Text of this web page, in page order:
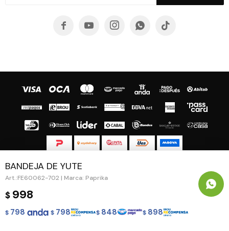
BANDEJA DE YUTE
FE60062-702 | Marca: Paprika
$ 998
$ 798 $ 798 $ 848 $ 898
    
© Copyright 2026 / Guapa - Paprika